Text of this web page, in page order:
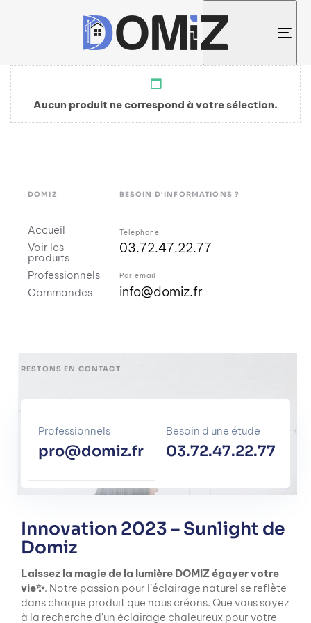
Aucun produit ne correspond à votre sélection.
DOMIZ
Accueil
Voir les
produits
Professionnels
Commandes
BESOIN D'INFORMATIONS ?
Téléphone
03.72.47.22.77
Par email
info@domiz.fr
RESTONS EN CONTACT
Professionnels
pro@domiz.fr
Besoin d'une étude
03.72.47.22.77
Innovation 2023 – Sunlight de
Domiz
Laissez la magie de la lumière DOMIZ égayer votre
vie✨. Notre passion pour l’éclairage naturel se reflète
dans chaque produit que nous créons. Que vous soyez
à la recherche d’un éclairage chaleureux pour votre